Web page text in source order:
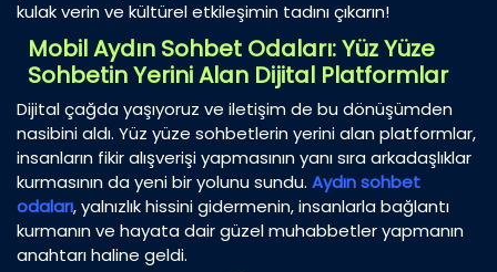
kulak verin ve kültürel etkileşimin tadını çıkarın!
Mobil Aydın Sohbet Odaları: Yüz Yüze
Sohbetin Yerini Alan Dijital Platformlar
Dijital çağda yaşıyoruz ve iletişim de bu dönüşümden
nasibini aldı. Yüz yüze sohbetlerin yerini alan platformlar,
insanların fikir alışverişi yapmasının yanı sıra arkadaşlıklar
kurmasının da yeni bir yolunu sundu. Aydın sohbet
odaları, yalnızlık hissini gidermenin, insanlarla bağlantı
kurmanın ve hayata dair güzel muhabbetler yapmanın
anahtarı haline geldi.